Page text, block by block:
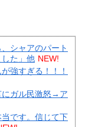
シャアのパート
た」他 NEW!
強すぎる！！！
にガル民激怒→ア
です。信じて下